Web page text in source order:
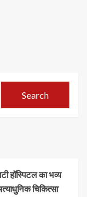
Search
हॉस्पिटल का भव्य
चिकित्सा